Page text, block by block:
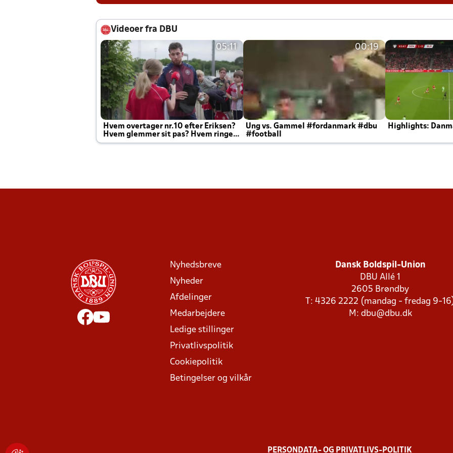
Videoer fra DBU
05:11
Hvem overtager nr.10 efter Eriksen?
Hvem glemmer sit pas? Hvem ringer
Joachim altid til efter kampe?
00:19
Ung vs. Gammel #fordanmark #dbu
#football
Highlights:
Nyhedsbreve
Nyheder
Afdelinger
Medarbejdere
Ledige stillinger
Privatlivspolitik
Cookiepolitik
Betingelser og vilkår
Dansk Boldspil-Union
DBU Allé 1
2605 Brøndby
T: 4326 2222 (mandag - fredag 9-
M: dbu@dbu.dk
PERSONDATA- OG PRIVATLIVS-POLITIK